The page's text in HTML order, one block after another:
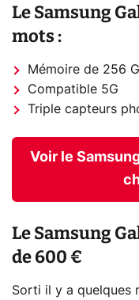
Le Samsung
mots :
Mémoire de 256
Compatible 5G
Triple capteurs
Voir le
Le Samsung
de 600 €
Sorti il y a quelques